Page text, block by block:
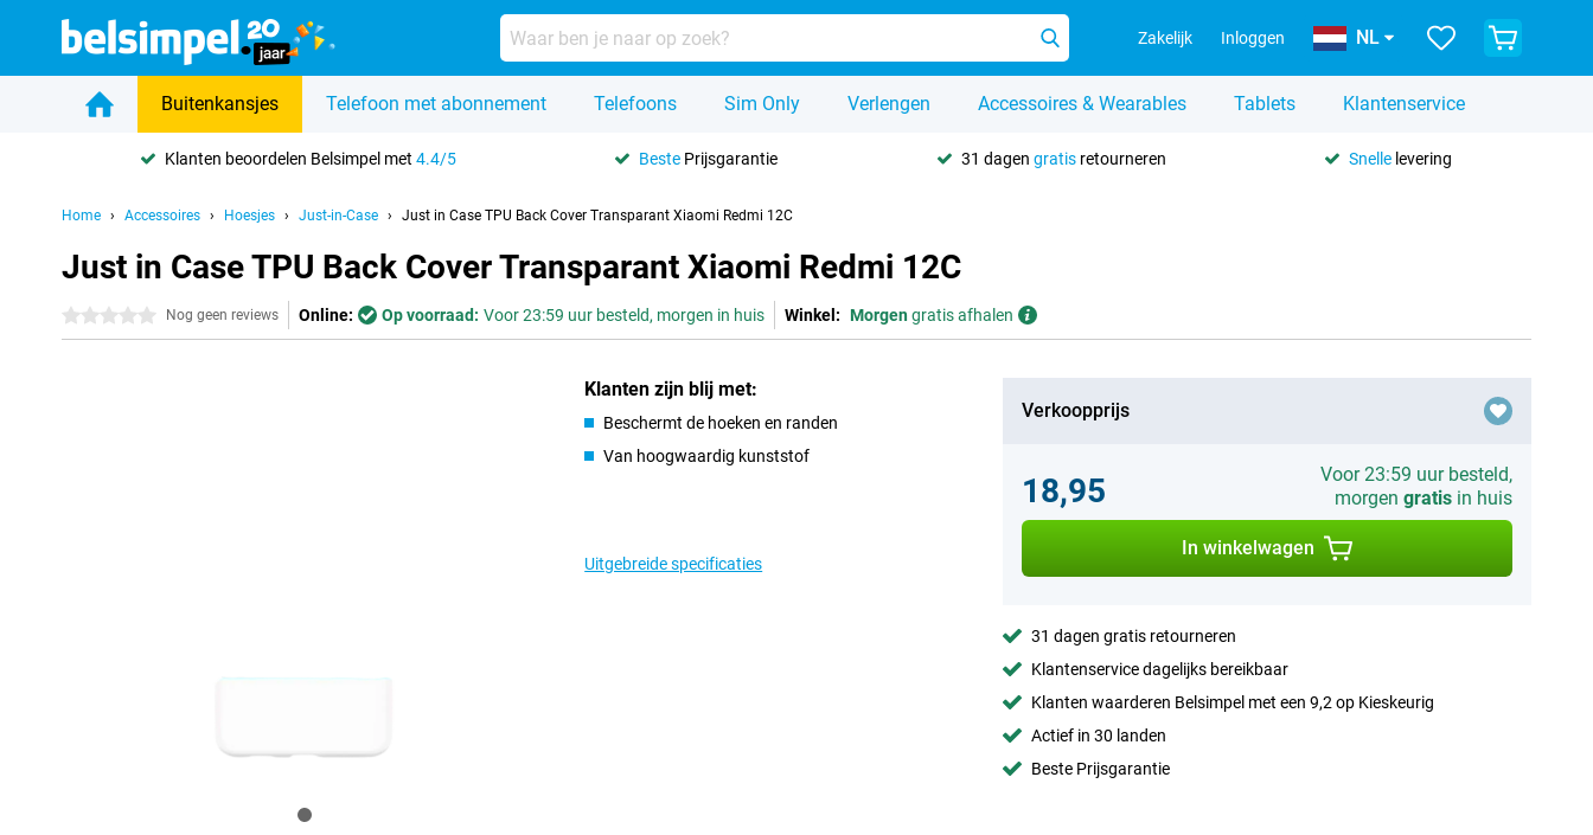
Zakelijk Inloggen NL
Buitenkansjes Telefoon met abonnement Telefoons Sim Only Verlengen Accessoires & Wearables Tablets Klantenservice
Klanten beoordelen Belsimpel met4.4/5 Beste Prijsgarantie 31 dagen gratisretourneren Snellelevering
Home Accessoires Hoesjes Just-in-Case Just in Case TPU Back Cover Transparant Xiaomi Redmi 12C
Just in Case TPU Back Cover Transparant Xiaomi Redmi 12C
0 sterren Nog geen reviews Online: Op voorraad: Voor 23:59 uur besteld, morgen in huis Winkel: Morgengratis afhalen
Klanten zijn blij met:
Beschermt de hoeken en randen
Van hoogwaardig kunststof
Uitgebreide specificaties
Verkoopprijs
18,95
Voor 23:59 uur besteld,
morgen gratisin huis
In winkelwagen
31 dagen gratis retourneren
Klantenservice dagelijks bereikbaar
Klanten waarderen Belsimpel met een 9,2 op Kieskeurig
Actief in 30 landen
Beste Prijsgarantie